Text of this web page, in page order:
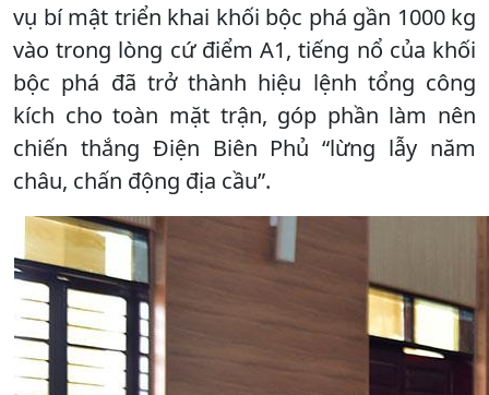
vụ bí mật triển khai khối bộc phá gần 1000 kg
vào trong lòng cứ điểm A1, tiếng nổ của khối
bộc phá đã trở thành hiệu lệnh tổng công
kích cho toàn mặt trận, góp phần làm nên
chiến thắng Điện Biên Phủ “lừng lẫy năm
châu, chấn động địa cầu”.